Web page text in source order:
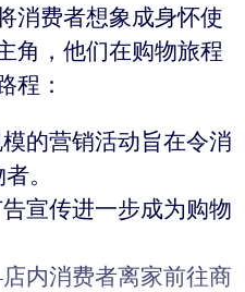
消费者想象成身怀使
角，他们在购物旅程
程：
的营销活动旨在令消
。
宣传进一步成为购物
内消费者离家前往商